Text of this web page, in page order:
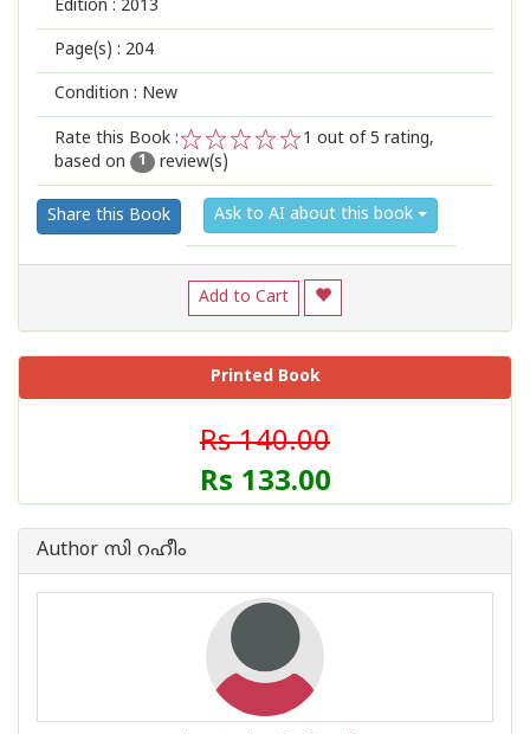
Edition : 2013
Page(s) : 204
Condition : New
Rate this Book :
2
1
1 out of 5 rating,
based on
1 review(s)
Share this Book Ask to AI about this book
Add to Cart
Printed Book
Rs 140.00
Rs 133.00
Author സി റഹീം